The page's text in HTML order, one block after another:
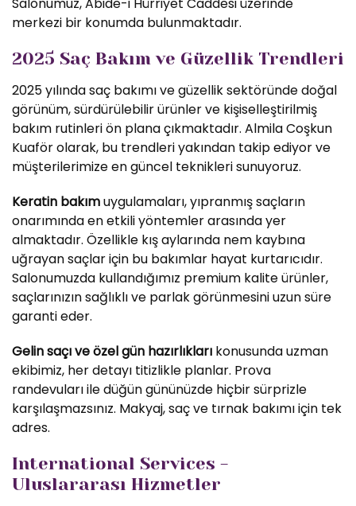
merkezi bir konumda bulunmaktadır.
2025 Saç Bakım ve Güzellik Trendleri
2025 yılında saç bakımı ve güzellik sektöründe doğal
görünüm, sürdürülebilir ürünler ve kişiselleştirilmiş
bakım rutinleri ön plana çıkmaktadır. Almila Coşkun
Kuaför olarak, bu trendleri yakından takip ediyor ve
müşterilerimize en güncel teknikleri sunuyoruz.
Keratin bakımuygulamaları, yıpranmış saçların
onarımında en etkili yöntemler arasında yer
almaktadır. Özellikle kış aylarında nem kaybına
uğrayan saçlar için bu bakımlar hayat kurtarıcıdır.
Salonumuzda kullandığımız premium kalite ürünler,
saçlarınızın sağlıklı ve parlak görünmesini uzun süre
garanti eder.
Gelin saçı ve özel gün hazırlıkları konusunda uzman
ekibimiz, her detayı titizlikle planlar. Prova
randevuları ile düğün gününüzde hiçbir sürprizle
karşılaşmazsınız. Makyaj, saç ve tırnak bakımı için tek
adres.
International Services -
Uluslararası Hizmetler